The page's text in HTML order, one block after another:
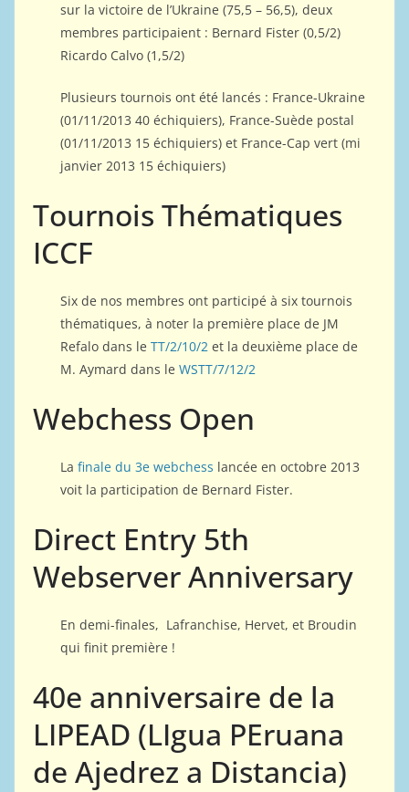
sur la victoire de l’Ukraine (75,5 – 56,5), deux
membres participaient : Bernard Fister (0,5/2)
Ricardo Calvo (1,5/2)
Plusieurs tournois ont été lancés : France-Ukraine
(01/11/2013 40 échiquiers), France-Suède postal
(01/11/2013 15 échiquiers) et France-Cap vert (mi
janvier 2013 15 échiquiers)
Tournois Thématiques
ICCF
Six de nos membres ont participé à six tournois
thématiques, à noter la première place de JM
Refalo dans le TT/2/10/2et la deuxième place de
M. Aymard dans le WSTT/7/12/2
Webchess Open
La finale du 3e webchess lancée en octobre 2013
voit la participation de Bernard Fister.
Direct Entry 5th
Webserver Anniversary
En demi-finales, Lafranchise, Hervet, et Broudin
qui finit première !
40e anniversaire de la
LIPEAD (LIgua PEruana
de Ajedrez a Distancia)